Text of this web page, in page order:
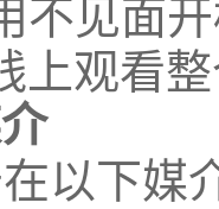
不见面
上观看
以下媒